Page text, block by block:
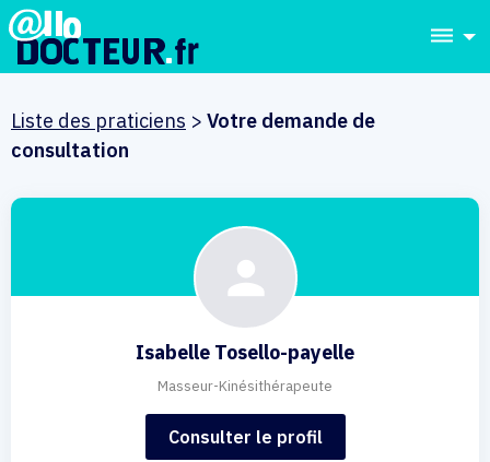
dehaze
Liste des praticiens > Votre demande de
consultation
Isabelle Tosello-payelle
Masseur-Kinésithérapeute
Consulter le profil